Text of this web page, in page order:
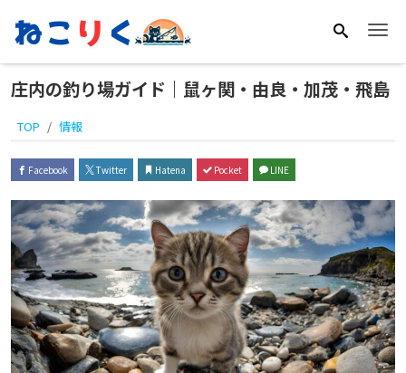
庄内の釣り場ガイド｜鼠ヶ関・由良・加茂・飛島
TOP 情報
Facebook Twitter Hatena Pocket LINE